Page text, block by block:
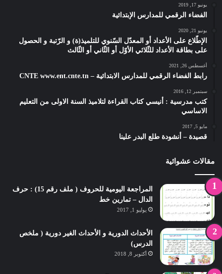
يونيو 17, 2019
الفضاء الرقمي للمدارس الإبتدائية
يونيو 21, 2020
الإطّلاع على الأعداد أو المعدّل السّنوي للتلميذ(ة) و الرّتبة و الحصول
على بطاقة الأعداد للثّلاثي الأوّل أو الثّاني أو الثّالث
أغسطس 26, 2021
رابط الفضاء الرقمي للمدارس الابتدائية – CNTE www.ent.cnte.tn
سبتمبر 12, 2016
كتب مدرسية : أنيسي كتاب القراءة لتلاميذ السنة الاولى من التعليم
الاساسي
مايو 5, 2017
قصيدة – أنشودة طلع البدر علينا
مقالات عشوائية
المراجعة اليومية للحروف ( ملف رقم 15) : حرف
الدال – تمارين خط
يوليو 1, 2017
الأحداث الدورية و الأحداث الغير دورية ( ملخص
الدرس)
أكتوبر 8, 2018